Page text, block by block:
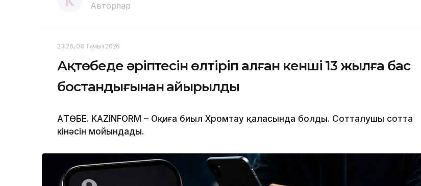
Авторлар
23:26, 08 Тамыз 2026
Ақтөбеде әріптесін өлтіріп алған кенші 13 жылға бас
бостандығынан айырылды
АҚТӨБЕ. KAZINFORM – Оқиға биыл Хромтау қаласында болды. Сотталушы сотта
кінәсін мойындады.